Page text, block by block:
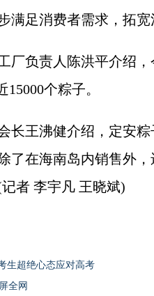
满足消费者需求，拓宽
负责人陈洪平介绍，
个粽子。
王沸健介绍，定安粽
了在海南岛内销售外
者 李宇凡 王晓斌)
生超绝心态应对高考
全网